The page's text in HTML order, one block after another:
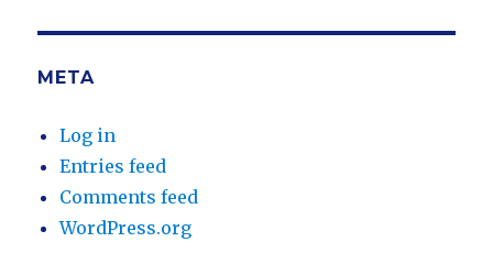
META
Log in
Entries feed
Comments feed
WordPress.org